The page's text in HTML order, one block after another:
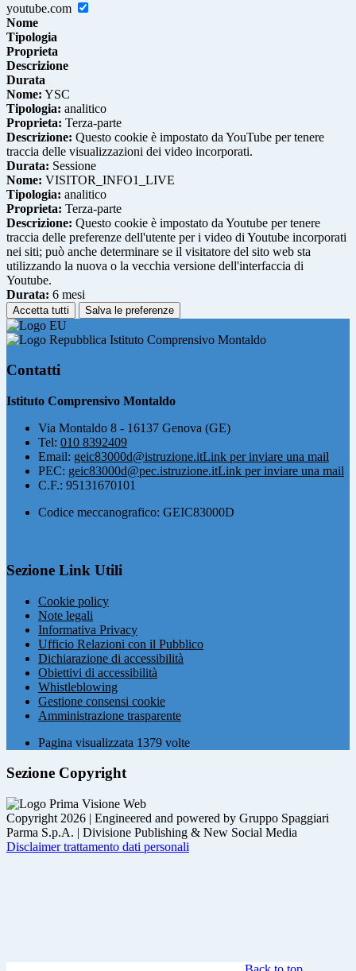
youtube.com
Nome
Tipologia
Proprieta
Descrizione
Durata
Nome: YSC
Tipologia: analitico
Proprieta: Terza-parte
Descrizione: Questo cookie è impostato da YouTube per tenere
traccia delle visualizzazioni dei video incorporati.
Durata: Sessione
Nome: VISITOR_INFO1_LIVE
Tipologia: analitico
Proprieta: Terza-parte
Descrizione: Questo cookie è impostato da Youtube per tenere
traccia delle preferenze dell'utente per i video di Youtube incorporati
nei siti; può anche determinare se il visitatore del sito web sta
utilizzando la nuova o la vecchia versione dell'interfaccia di
Youtube.
Durata: 6 mesi
Accetta tutti Salva le preferenze
Istituto Comprensivo Montaldo
Contatti
Istituto Comprensivo Montaldo
Via Montaldo 8 - 16137 Genova (GE)
Tel: 010 8392409
Email: geic83000d@istruzione.itLink per inviare una mail
PEC: geic83000d@pec.istruzione.itLink per inviare una mail
C.F.: 95131670101
Codice meccanografico: GEIC83000D
Sezione Link Utili
Cookie policy
Note legali
Informativa Privacy
Ufficio Relazioni con il Pubblico
Dichiarazione di accessibilità
Obiettivi di accessibilità
Whistleblowing
Gestione consensi cookie
Amministrazione trasparente
Pagina visualizzata 1379 volte
Sezione Copyright
Copyright 2026 | Engineered and powered by Gruppo Spaggiari
Parma S.p.A. | Divisione Publishing & New Social Media
Disclaimer trattamento dati personali